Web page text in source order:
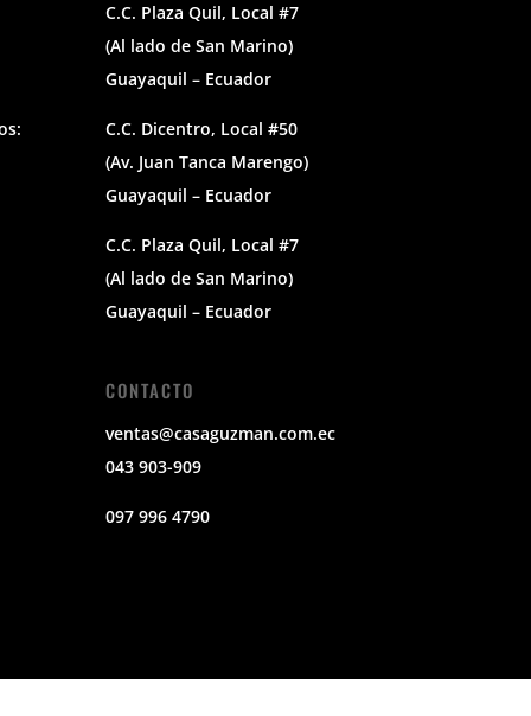
C.C. Plaza Quil, Local #7
(Al lado de San Marino)
Guayaquil – Ecuador
C.C. Dicentro, Local #50
(Av. Juan Tanca Marengo)
Guayaquil – Ecuador
C.C. Plaza Quil, Local #7
(Al lado de San Marino)
Guayaquil – Ecuador
CONTACTO
ventas@casaguzman.com.ec
043 903-909
097 996 4790